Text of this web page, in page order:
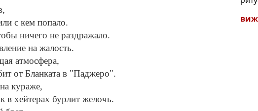
с кем попало.
ничего не раздражало.
на жалость.
атмосфера,
от Бланката в "Паджеро".
кураже,
в хейтерах бурлит желочь.